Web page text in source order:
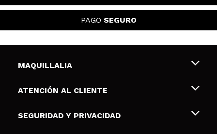
PAGO SEGURO
MAQUILLALIA
Sobre nosotros
Tarjetas de Regalo
ATENCIÓN AL CLIENTE
Envíos y devoluciones
SEGURIDAD Y PRIVACIDAD